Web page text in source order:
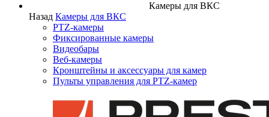
Камеры для ВКС
Назад Камеры для ВКС
PTZ-камеры
Фиксированные камеры
Видеобары
Веб-камеры
Кронштейны и аксессуары для камер
Пульты управления для PTZ-камер